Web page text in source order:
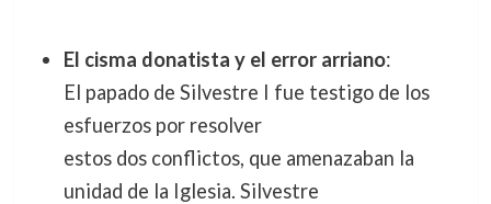
El cisma donatista y el error arriano:
El papado de Silvestre I fue testigo de los
esfuerzos por resolver
estos dos conflictos, que amenazaban la
unidad de la Iglesia. Silvestre